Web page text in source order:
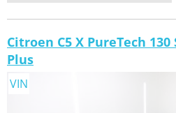
Citroen C5 X PureTech 130
Plus
VIN